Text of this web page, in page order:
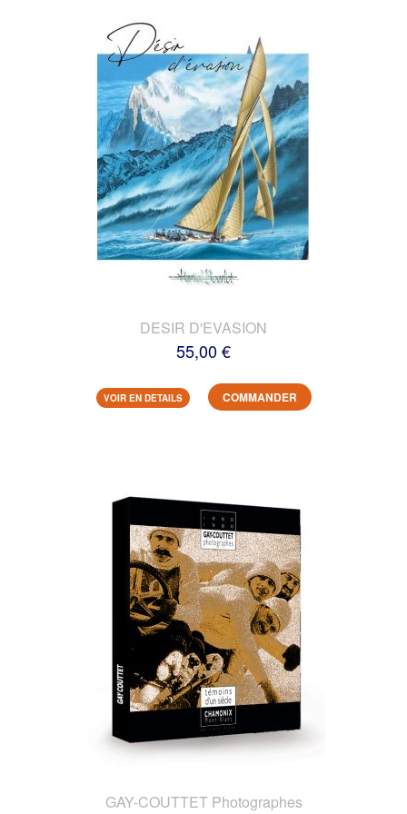
DESIR D'EVASION
55,00 €
VOIR EN DETAILS COMMANDER
GAY-COUTTET Photographes